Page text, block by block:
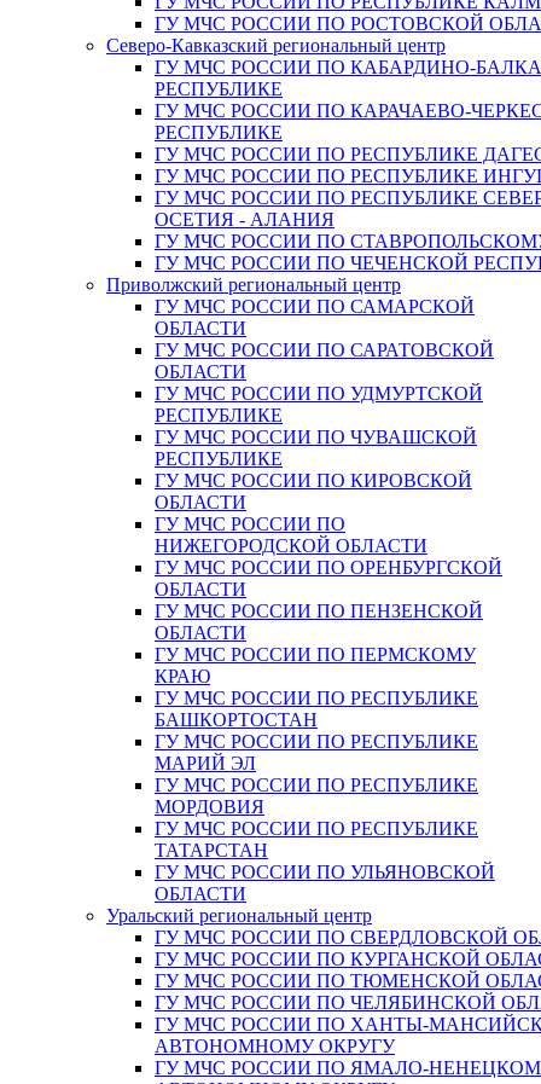
ГУ МЧС РОССИИ ПО РОСТОВСКОЙ
Северо-Кавказский региональный центр
ГУ МЧС РОССИИ ПО КАБАРДИНО-
РЕСПУБЛИКЕ
ГУ МЧС РОССИИ ПО КАРАЧАЕВО-
РЕСПУБЛИКЕ
ГУ МЧС РОССИИ ПО РЕСПУБЛИКЕ
ГУ МЧС РОССИИ ПО РЕСПУБЛИКЕ
ГУ МЧС РОССИИ ПО РЕСПУБЛИКЕ
ОСЕТИЯ - АЛАНИЯ
ГУ МЧС РОССИИ ПО
ГУ МЧС РОССИИ ПО ЧЕЧЕНСКОЙ
Приволжский региональный центр
ГУ МЧС РОССИИ ПО САМАРСКОЙ
ОБЛАСТИ
ГУ МЧС РОССИИ ПО САРАТОВСКОЙ
ОБЛАСТИ
ГУ МЧС РОССИИ ПО УДМУРТСКОЙ
РЕСПУБЛИКЕ
ГУ МЧС РОССИИ ПО ЧУВАШСКОЙ
РЕСПУБЛИКЕ
ГУ МЧС РОССИИ ПО КИРОВСКОЙ
ОБЛАСТИ
ГУ МЧС РОССИИ ПО
НИЖЕГОРОДСКОЙ ОБЛАСТИ
ГУ МЧС РОССИИ ПО ОРЕНБУРГСКОЙ
ОБЛАСТИ
ГУ МЧС РОССИИ ПО ПЕНЗЕНСКОЙ
ОБЛАСТИ
ГУ МЧС РОССИИ ПО ПЕРМСКОМУ
КРАЮ
ГУ МЧС РОССИИ ПО РЕСПУБЛИКЕ
БАШКОРТОСТАН
ГУ МЧС РОССИИ ПО РЕСПУБЛИКЕ
МАРИЙ ЭЛ
ГУ МЧС РОССИИ ПО РЕСПУБЛИКЕ
МОРДОВИЯ
ГУ МЧС РОССИИ ПО РЕСПУБЛИКЕ
ТАТАРСТАН
ГУ МЧС РОССИИ ПО УЛЬЯНОВСКОЙ
ОБЛАСТИ
Уральский региональный центр
ГУ МЧС РОССИИ ПО СВЕРДЛОВСКОЙ
ГУ МЧС РОССИИ ПО КУРГАНСКОЙ
ГУ МЧС РОССИИ ПО ТЮМЕНСКОЙ
ГУ МЧС РОССИИ ПО ЧЕЛЯБИНСКОЙ
ГУ МЧС РОССИИ ПО ХАНТЫ-
АВТОНОМНОМУ ОКРУГУ
ГУ МЧС РОССИИ ПО ЯМАЛО-